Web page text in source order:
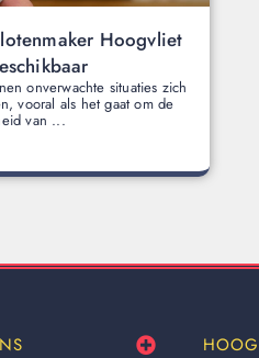
Hoogvliet
onverwachte situaties zich
vooral als het gaat om de
van ...